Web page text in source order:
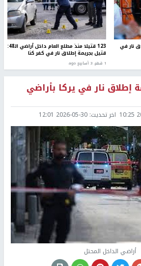
نار في 123 قتيلا منذ مطلع العام داخل أراضي الـ48:
قتيل بجريمة إطلاق نار في كفر كنا
1 شهر، 3 أسابيع ago
نار في يركا بأراضي
اخر تحديث: 2026-05-30 12:01
أراضي الداخل المحتل